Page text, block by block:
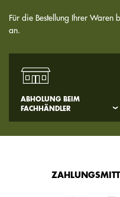
Für die Bestellung Ihrer Waren
an.
ABHOLUNG BEIM
FACHHÄNDLER